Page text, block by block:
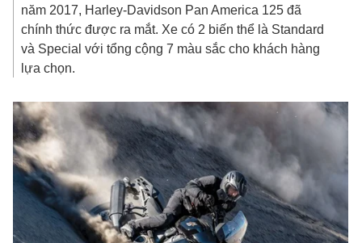
năm 2017, Harley-Davidson Pan America 125 đã
chính thức được ra mắt. Xe có 2 biến thể là Standard
và Special với tổng cộng 7 màu sắc cho khách hàng
lựa chọn.